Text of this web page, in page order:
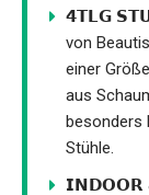
𝟰𝗧𝗟𝗚
von
einer
aus
besonders
Stühle.
𝗜𝗡𝗗𝗢𝗢𝗥